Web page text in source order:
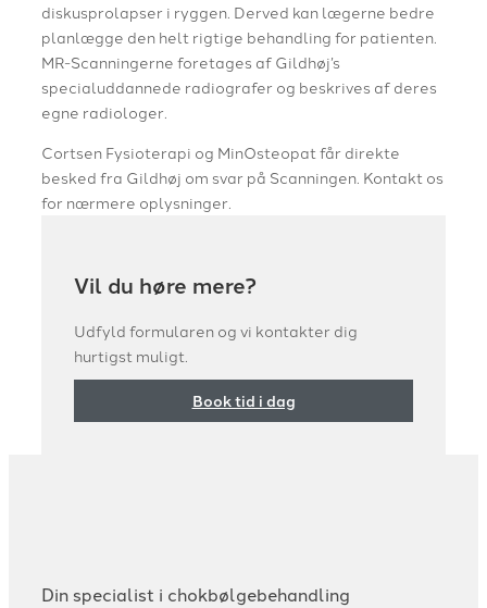
diskusprolapser i ryggen. Derved kan lægerne bedre
planlægge den helt rigtige behandling for patienten.
MR-Scanningerne foretages af Gildhøj’s
specialuddannede radiografer og beskrives af deres
egne radiologer.
Cortsen Fysioterapi og MinOsteopat får direkte
besked fra Gildhøj om svar på Scanningen. Kontakt os
for nærmere oplysninger.
Vil du høre mere?
Udfyld formularen og vi kontakter dig
hurtigst muligt.
Book tid i dag
Din specialist i chokbølgebehandling